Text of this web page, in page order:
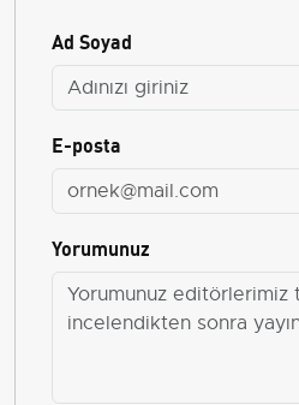
Ad Soyad
E-posta
Yorumunuz